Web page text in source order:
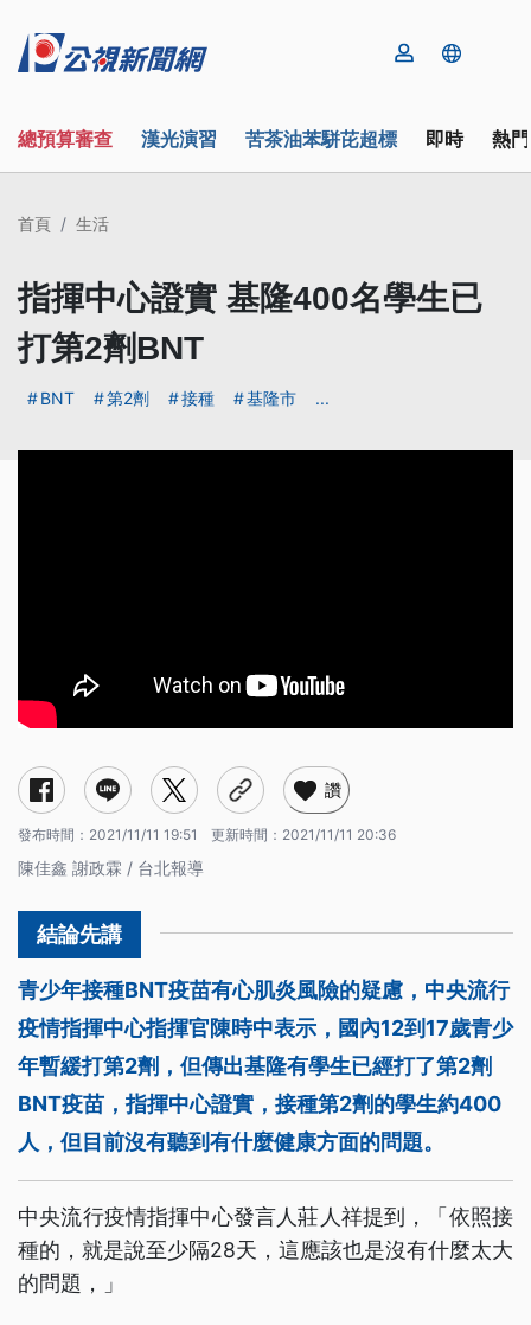
總預算審查 漢光演習 苦茶油苯駢芘超標 即時 熱
首頁 生活
指揮中心證實 基隆400名學生已
打第2劑BNT
BNT 第2劑 接種 基隆市 ...
讚
發布時間： 2021/11/11 19:51 更新時間： 2021/11/11 20:36
陳佳鑫 謝政霖 / 台北報導
青少年接種BNT疫苗有心肌炎風險的疑慮，中央流行
疫情指揮中心指揮官陳時中表示，國內12到17歲青少
年暫緩打第2劑，但傳出基隆有學生已經打了第2劑
BNT疫苗，指揮中心證實，接種第2劑的學生約400
人，但目前沒有聽到有什麼健康方面的問題。
中央流行疫情指揮中心發言人莊人祥提到，「依照接
種的，就是說至少隔28天，這應該也是沒有什麼太大
的問題，」